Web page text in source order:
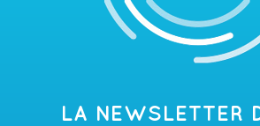
LA NEWSLETTER